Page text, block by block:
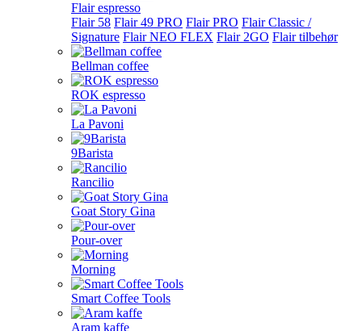
Flair espresso
Flair 58 Flair 49 PRO Flair PRO Flair Classic /
Signature Flair NEO FLEX Flair 2GO Flair tilbehør
Bellman coffee
ROK espresso
La Pavoni
9Barista
Rancilio
Goat Story Gina
Pour-over
Morning
Smart Coffee Tools
Aram kaffe